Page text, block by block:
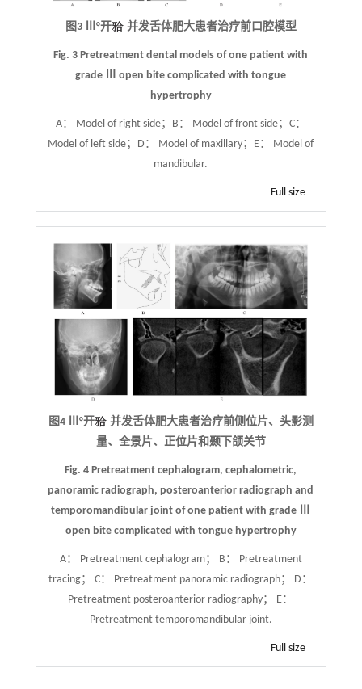
图3 Ⅲ°开 并发舌体肥大患者治疗前口腔模型
Fig. 3 Pretreatment dental models of one patient with
grade Ⅲ open bite complicated with tongue
hypertrophy
A： Model of right side；B： Model of front side；C：
Model of left side；D： Model of maxillary；E： Model of
mandibular.
Full size
图4 Ⅲ°开
并发舌体肥大患者治疗前侧位片、头影测
量、全景片、正位片和颞下颌关节
Fig. 4 Pretreatment cephalogram, cephalometric,
panoramic radiograph, posteroanterior radiograph and
temporomandibular joint of one patient with grade Ⅲ
open bite complicated with tongue hypertrophy
A： Pretreatment cephalogram； B： Pretreatment
tracing； C： Pretreatment panoramic radiograph； D：
Pretreatment posteroanterior radiography； E：
Pretreatment temporomandibular joint.
Full size